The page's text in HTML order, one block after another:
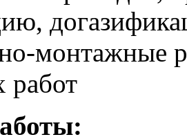
монтажные
работ